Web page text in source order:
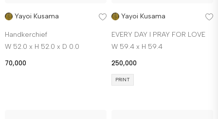
Yayoi Kusama
Handkerchief
W 52.0 x H 52.0 x D 0.0
70,000
Yayoi Kusama
EVERY DAY I PRAY FOR LOVE
W 59.4 x H 59.4
250,000
PRINT